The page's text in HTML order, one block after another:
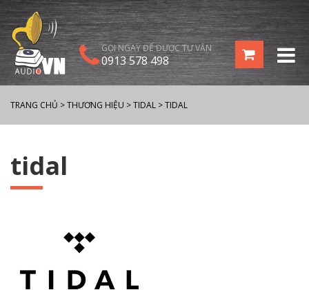
GỌI NGAY ĐỂ ĐƯỢC TƯ VẤN
0913 578 498
TRANG CHỦ >THƯƠNG HIỆU >TIDAL >TIDAL
tidal